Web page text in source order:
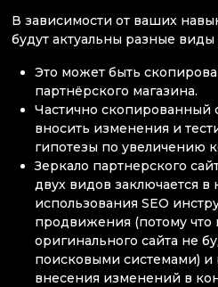
В зависимости от ваших
будут актуальны разные виды
Это может быть
партнёрского магазина.
Частично скопированный
вносить изменения и
гипотезы по увеличению
Зеркало партнерского
двух видов заключается
использования SEO
продвижения (потому что
оригинального сайта не
поисковыми системами)
внесения изменений в